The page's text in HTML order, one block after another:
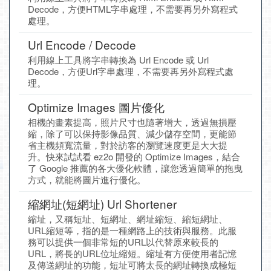
Decode，方便HTML字串處理，不需要再另外寫程式
處理。
Url Encode / Decode
利用線上工具將字串轉換為 Url Encode 或 Url
Decode，方便Url字串處理，不需要再另外寫程式處
理。
Optimize Images 圖片優化
相機的畫素提高，照片尺寸也隨著增大，透過無損壓
縮，除了可以保持影像品質、減少儲存空間，更能節
省主機頻寬流量，對於訪客的瀏覽速度更是大大提
升。快來試試看 ez2o 開發的 Optimize Images，結合
了 Google 推薦的各大優化軟體，讓您透過簡單的拖曳
方式，就能將圖片進行優化。
縮網址(短網址) Url Shortener
縮址，又稱短址、短網址、網址縮短、縮短網址、
URL縮短等，指的是一種網路上的技術與服務。此服
務可以提供一個非常短的URL以代替原來較長的
URL，將長的URL位址縮短。縮址有方便使用者記憶
及傳送網址的功能，短址可將太長的網址轉換成極短